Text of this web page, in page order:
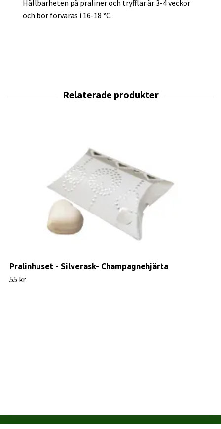
Hållbarheten på praliner och tryfflar är 3-4 veckor
och bör förvaras i 16-18 °C.
Pralinhuset - Silverask- Champagnehjärta
55 kr